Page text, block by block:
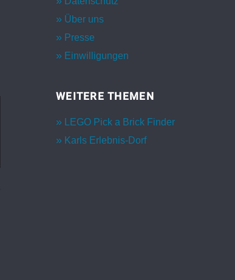
Über uns
Presse
Einwilligungen
WEITERE THEMEN
LEGO Pick a Brick Finder
Karls Erlebnis-Dorf